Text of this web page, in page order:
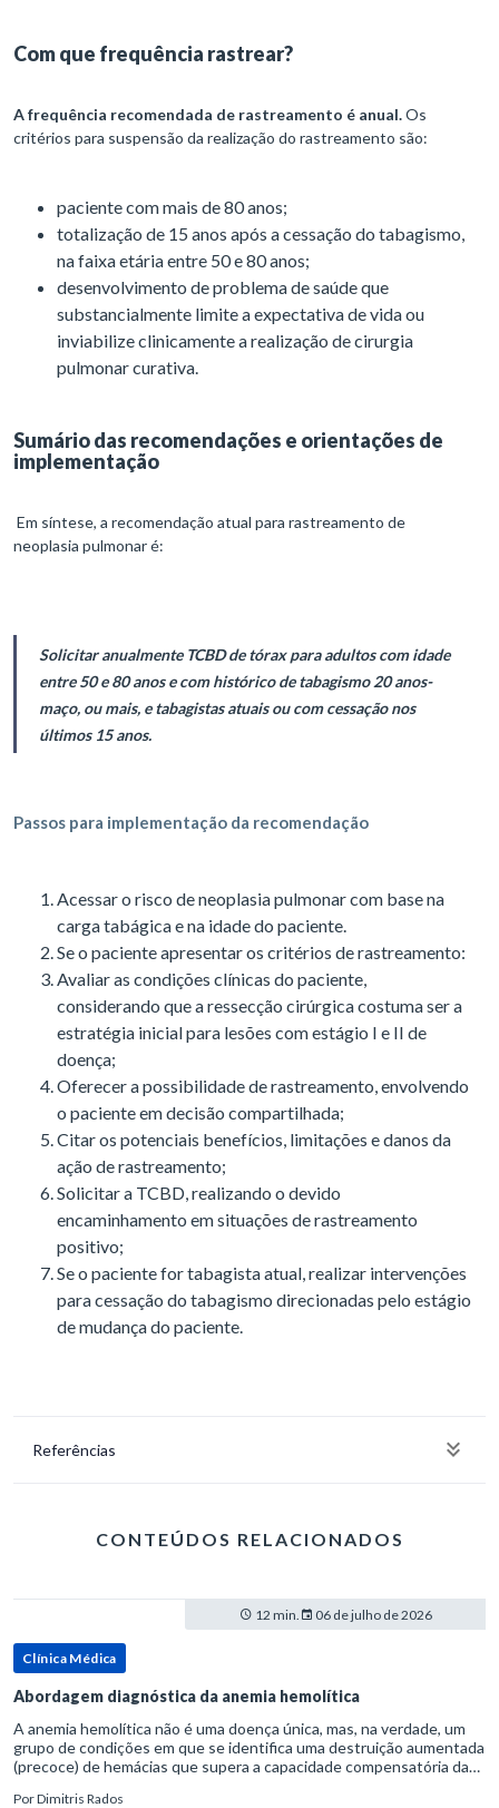
Com que frequência rastrear?
A frequência recomendada de rastreamento é anual.Os
critérios para suspensão da realização do rastreamento são:
paciente com mais de 80 anos;
totalização de 15 anos após a cessação do tabagismo,
na faixa etária entre 50 e 80 anos;
desenvolvimento de problema de saúde que
substancialmente limite a expectativa de vida ou
inviabilize clinicamente a realização de cirurgia
pulmonar curativa.
Sumário das recomendações e orientações de
implementação
Em síntese, a recomendação atual para rastreamento de
neoplasia pulmonar é:
Solicitar anualmente TCBD de tórax para adultos com idade
entre 50 e 80 anos e com histórico de tabagismo 20 anos-
maço, ou mais, e tabagistas atuais ou com cessação nos
últimos 15 anos.
Passos para implementação da recomendação
Acessar o risco de neoplasia pulmonar com base na
carga tabágica e na idade do paciente.
Se o paciente apresentar os critérios de rastreamento:
Avaliar as condições clínicas do paciente,
considerando que a ressecção cirúrgica costuma ser a
estratégia inicial para lesões com estágio I e II de
doença;
Oferecer a possibilidade de rastreamento, envolvendo
o paciente em decisão compartilhada;
Citar os potenciais benefícios, limitações e danos da
ação de rastreamento;
Solicitar a TCBD, realizando o devido
encaminhamento em situações de rastreamento
positivo;
Se o paciente for tabagista atual, realizar intervenções
para cessação do tabagismo direcionadas pelo estágio
de mudança do paciente.
Referências
CONTEÚDOS RELACIONADOS
12 min. 06 de julho de 2026
Clínica Médica
Abordagem diagnóstica da anemia hemolítica
A anemia hemolítica não é uma doença única, mas, na verdade, um
grupo de condições em que se identifica uma destruição aumentada
(precoce) de hemácias que supera a capacidade compensatória da
PorDimitris Rados